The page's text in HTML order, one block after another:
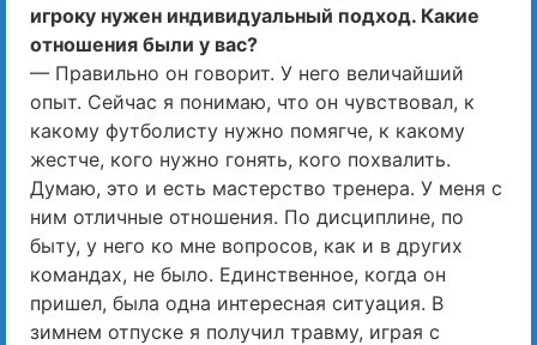
игроку нужен индивидуальный подход. Какие
отношения были у вас?
— Правильно он говорит. У него величайший
опыт. Сейчас я понимаю, что он чувствовал, к
какому футболисту нужно помягче, к какому
жестче, кого нужно гонять, кого похвалить.
Думаю, это и есть мастерство тренера. У меня с
ним отличные отношения. По дисциплине, по
быту, у него ко мне вопросов, как и в других
командах, не было. Единственное, когда он
пришел, была одна интересная ситуация. В
зимнем отпуске я получил травму, играя с